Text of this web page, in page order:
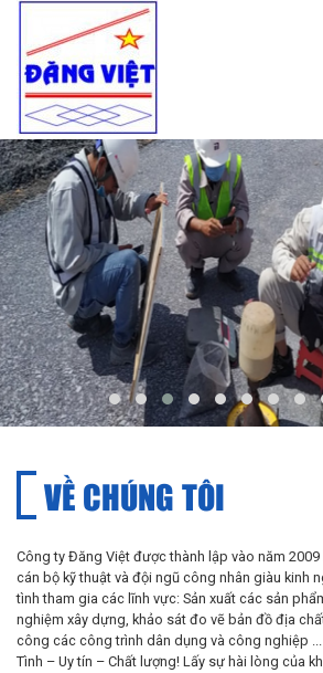
VỀ CHÚNG TÔI
Công ty Đăng Việt được thành lập vào năm 2009
cán bộ kỹ thuật và đội ngũ công nhân giàu kinh
tình tham gia các lĩnh vực: Sản xuất các sản
nghiệm xây dựng, khảo sát đo vẽ bản đồ địa
công các công trình dân dụng và công nghiệp
Tình – Uy tín – Chất lượng! Lấy sự hài lòng của